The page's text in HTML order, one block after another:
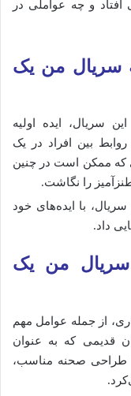
افتاد و چه عواملی در
سریال من یک
سریال، ایده اولیه
بین افراد در یک
که ممکن است در چنین
را نگاشت.
سریال، با ایده‌های خود
داد.
من یک
از جمله عوامل مهم
قدیمی که به عنوان
طراحی صحنه مناسب،